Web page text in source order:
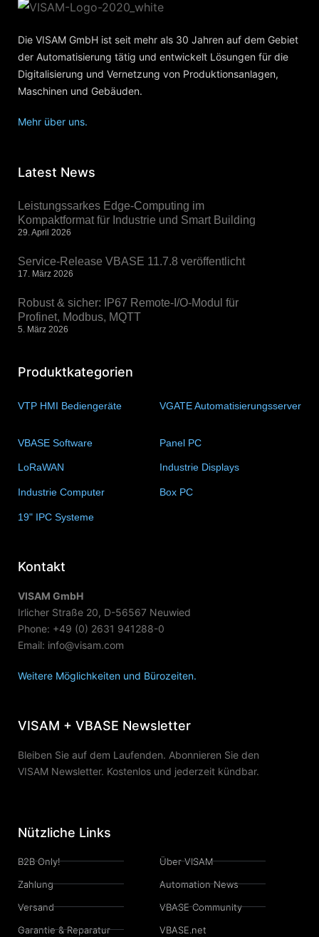
Die VISAM GmbH ist seit mehr als 30 Jahren auf dem Gebiet
der Automatisierung tätig und entwickelt Lösungen für die
Digitalisierung und Vernetzung von Produktionsanlagen,
Maschinen und Gebäuden.
Mehr über uns.
Latest News
Leistungssarkes Edge-Computing im
Kompaktformat für Industrie und Smart Building
29. April 2026
Service-Release VBASE 11.7.8 veröffentlicht
17. März 2026
Robust & sicher: IP67 Remote-I/O-Modul für
Profinet, Modbus, MQTT
5. März 2026
Produktkategorien
VTP HMI Bediengeräte
VGATE Automatisierungsserver
VBASE Software Panel PC
LoRaWAN Industrie Displays
Industrie Computer Box PC
19" IPC Systeme
Kontakt
VISAM GmbH
Irlicher Straße 20, D-56567 Neuwied
Phone: +49 (0) 2631 941288-0
Email: info@visam.com
Weitere Möglichkeiten und Bürozeiten.
VISAM + VBASE Newsletter
Bleiben Sie auf dem Laufenden. Abonnieren Sie den
VISAM Newsletter. Kostenlos und jederzeit kündbar.
Nützliche Links
B2B Only!
Zahlung
Versand
Garantie & Reparatur
Über VISAM
Automation News
VBASE Community
VBASE.net